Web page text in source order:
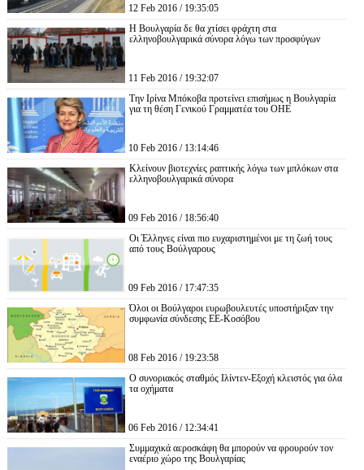
12 Feb 2016 / 19:35:05
Η Βουλγαρία δε θα χτίσει φράχτη στα
ελληνοβουλγαρικά σύνορα λόγω των προσφύγων
11 Feb 2016 / 19:32:07
Την Ιρίνα Μπόκοβα προτείνει επισήμως η Βουλγαρία
για τη θέση Γενικού Γραμματέα του ΟΗΕ
10 Feb 2016 / 13:14:46
Κλείνουν βιοτεχνίες ραπτικής λόγω των μπλόκων στα
ελληνοβουλγαρικά σύνορα
09 Feb 2016 / 18:56:40
Οι Έλληνες είναι πιο ευχαριστημένοι με τη ζωή τους
από τους Βούλγαρους
09 Feb 2016 / 17:47:35
Όλοι οι Βούλγαροι ευρωβουλευτές υποστήριξαν την
συμφωνία σύνδεσης ΕΕ-Κοσόβου
08 Feb 2016 / 19:23:58
Ο συνοριακός σταθμός Ιλίντεν-Εξοχή κλειστός για όλα
τα οχήματα
06 Feb 2016 / 12:34:41
Συμμαχικά αεροσκάφη θα μπορούν να φρουρούν τον
εναέριο χώρο της Βουλγαρίας